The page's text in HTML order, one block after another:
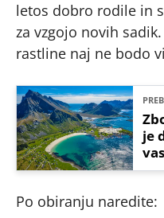
letos dobro rodile in
za vzgojo novih
rastline naj ne bodo
je
Po obiranju naredite: